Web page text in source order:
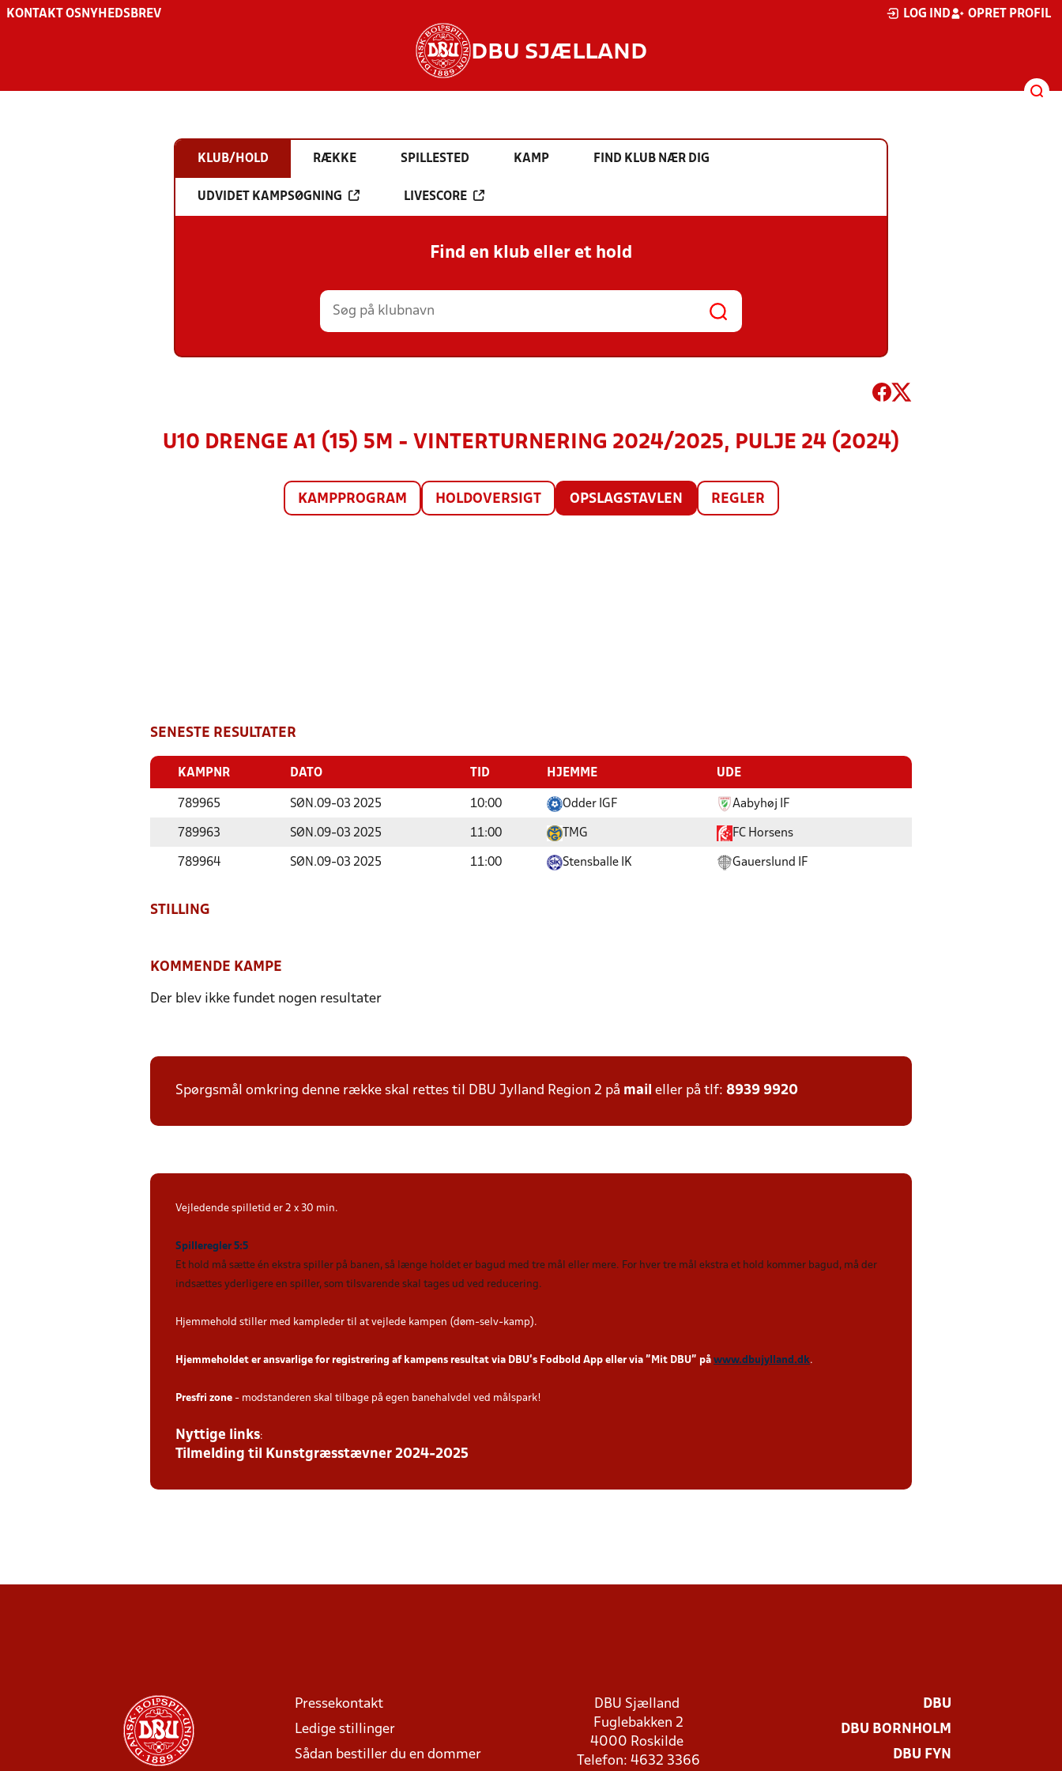
KONTAKT OS NYHEDSBREV LOG IND OPRET PROFIL
DBU SJÆLLAND
KLUB/HOLD RÆKKE SPILLESTED KAMP FIND KLUB NÆR DIG
UDVIDET KAMPSØGNING LIVESCORE
Find en klub eller et hold
U10 DRENGE A1 (15) 5M - VINTERTURNERING 2024/2025, PULJE 24 (2024)
KAMPPROGRAM HOLDOVERSIGT OPSLAGSTAVLEN REGLER
SENESTE RESULTATER
KAMPNR DATO TID HJEMME UDE
789965 SØN.09-03 2025 10:00 Odder IGF Aabyhøj IF
789963 SØN.09-03 2025 11:00 TMG FC Horsens
789964 SØN.09-03 2025 11:00 Stensballe IK Gauerslund IF
STILLING
KOMMENDE KAMPE
Der blev ikke fundet nogen resultater
Spørgsmål omkring denne række skal rettes til DBU Jylland Region 2 på mail eller på tlf: 8939 9920
Vejledende spilletid er 2 x 30 min.
Spilleregler 5:5
Et hold må sætte én ekstra spiller på banen, så længe holdet er bagud med tre mål eller mere. For hver tre mål ekstra et hold kommer bagud, må der
indsættes yderligere en spiller, som tilsvarende skal tages ud ved reducering.
Hjemmehold stiller med kampleder til at vejlede kampen (døm-selv-kamp).
Hjemmeholdet er ansvarlige for registrering af kampens resultat via DBU’s Fodbold App eller via ”Mit DBU” på www.dbujylland.dk.
Presfri zone - modstanderen skal tilbage på egen banehalvdel ved målspark!
Nyttige links:
Tilmelding til Kunstgræsstævner 2024-2025
Pressekontakt
Ledige stillinger
Sådan bestiller du en dommer
DBU Sjælland
Fuglebakken 2
4000 Roskilde
Telefon: 4632 3366
DBU
DBU BORNHOLM
DBU FYN